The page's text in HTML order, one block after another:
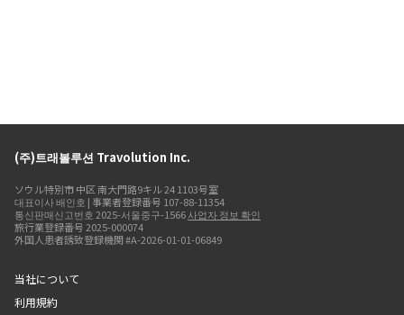
(주)트래볼루션 Travolution Inc.
ソウル特別市 中区 南大門路9キル 24 1103号室
대표이사 배인호 | 事業者登録番号 107-88-11354
통신판매신고번호 2025-서울중구-1566사업자 정보 확인
旅行業登録番号 2025-000074
外国人患者誘致登録機関 #A-2026-01-01-06849
当社について
利用規約